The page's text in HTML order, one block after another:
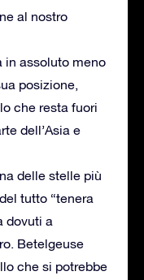
al nostro
in assoluto meno
posizione,
che resta fuori
dell’Asia e
delle stelle più
tutto “tenera
dovuti a
Betelgeuse
che si potrebbe